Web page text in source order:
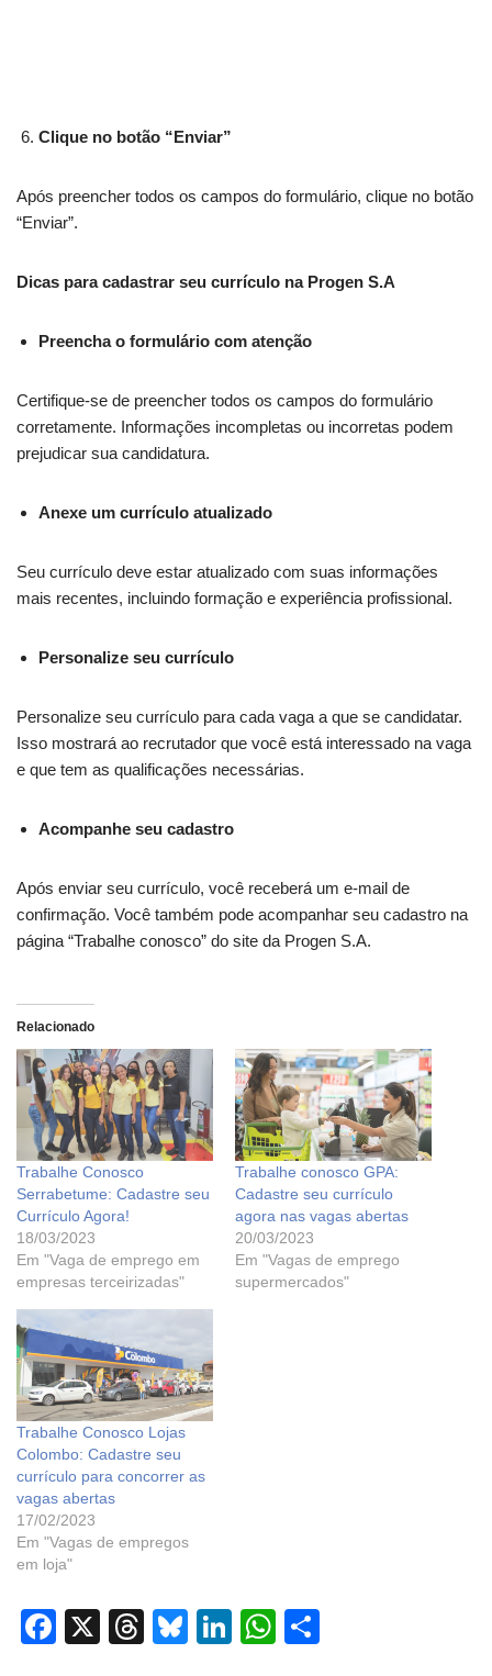
Clique no botão “Enviar”
Após preencher todos os campos do formulário, clique no botão
“Enviar”.
Dicas para cadastrar seu currículo na Progen S.A
Preencha o formulário com atenção
Certifique-se de preencher todos os campos do formulário
corretamente. Informações incompletas ou incorretas podem
prejudicar sua candidatura.
Anexe um currículo atualizado
Seu currículo deve estar atualizado com suas informações
mais recentes, incluindo formação e experiência profissional.
Personalize seu currículo
Personalize seu currículo para cada vaga a que se candidatar.
Isso mostrará ao recrutador que você está interessado na vaga
e que tem as qualificações necessárias.
Acompanhe seu cadastro
Após enviar seu currículo, você receberá um e-mail de
confirmação. Você também pode acompanhar seu cadastro na
página “Trabalhe conosco” do site da Progen S.A.
Relacionado
Trabalhe Conosco
Serrabetume: Cadastre seu
Currículo Agora!
18/03/2023
Em "Vaga de emprego em
empresas terceirizadas"
Trabalhe conosco GPA:
Cadastre seu currículo
agora nas vagas abertas
20/03/2023
Em "Vagas de emprego
supermercados"
Trabalhe Conosco Lojas
Colombo: Cadastre seu
currículo para concorrer as
vagas abertas
17/02/2023
Em "Vagas de empregos
em loja"
F
X
T
Bl
Li
W